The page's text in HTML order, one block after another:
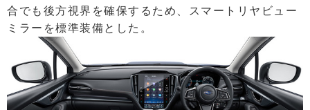
合でも後方視界を確保するため、スマートリヤビュー
ミラーを標準装備とした。